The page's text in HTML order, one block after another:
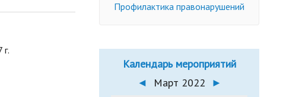
Профилактика правонарушений
Календарь мероприятий
◄
Март 2022 ►